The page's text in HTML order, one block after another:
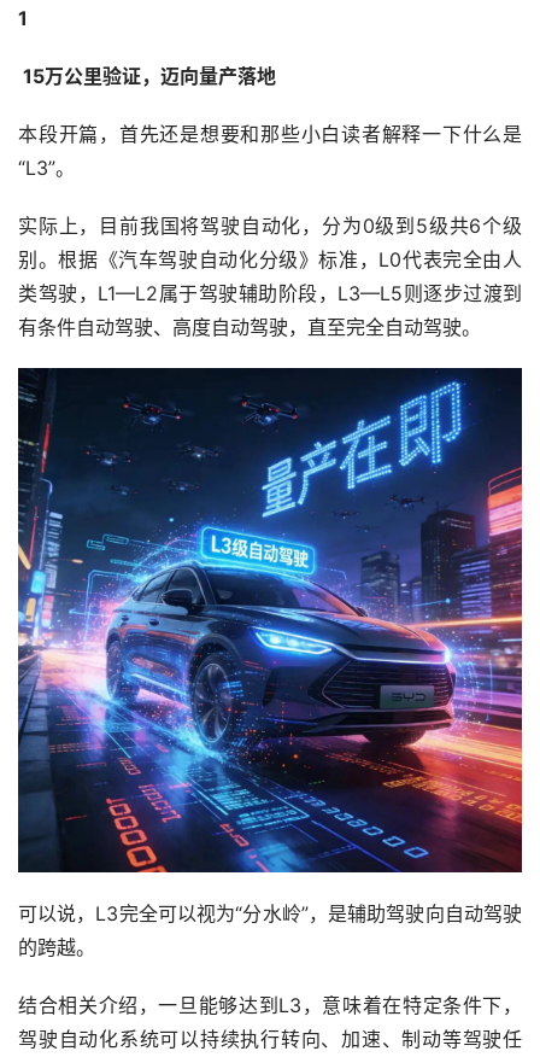
1
15万公里验证，迈向量产落地
本段开篇，首先还是想要和那些小白读者解释一下什么是
“L3”。
实际上，目前我国将驾驶自动化，分为0级到5级共6个级
别。根据《汽车驾驶自动化分级》标准，L0代表完全由人
类驾驶，L1—L2属于驾驶辅助阶段，L3—L5则逐步过渡到
有条件自动驾驶、高度自动驾驶，直至完全自动驾驶。
可以说，L3完全可以视为“分水岭”，是辅助驾驶向自动驾驶
的跨越。
结合相关介绍，一旦能够达到L3，意味着在特定条件下，
驾驶自动化系统可以持续执行转向、加速、制动等驾驶任